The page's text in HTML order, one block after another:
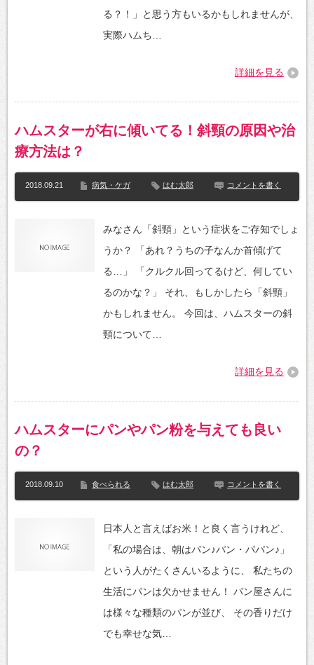
る？！」と思う方もいるかもしれませんが、
実際ハムち…
詳細を見る
ハムスターが右に傾いてる！斜頸の原因や治
療方法は？
2018.09.21 病気・ケガ はむ太郎 コメントを書く
みなさん「斜頸」という症状をご存知でしょ
うか？ 「あれ？うちの子なんか首傾げて
る…」 「クルクル回ってるけど、何してい
るのかな？」 それ、もしかしたら「斜頸」
かもしれません。 今回は、ハムスターの斜
頸について…
詳細を見る
ハムスターにパンやパン粉を与えても良い
の？
2018.09.10 食べられる はむ太郎 コメントを書く
日本人と言えばお米！と良く言うけれど、
「私の場合は、朝はパン♪パン・パパン♪」
という人がたくさんいるように、 私たちの
生活にパンは欠かせません！ パン屋さんに
は様々な種類のパンが並び、 その香りだけ
でも幸せな気…